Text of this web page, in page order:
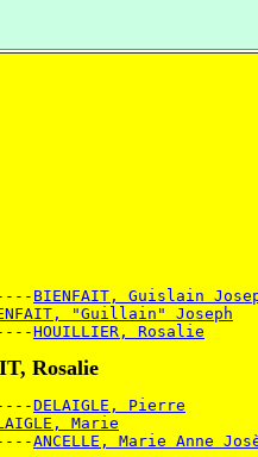
BIENFAIT, Guislain
"Guillain" Joseph
HOUILLIER, Rosalie
Rosalie
DELAIGLE, Pierre
Marie
ANCELLE, Marie Anne